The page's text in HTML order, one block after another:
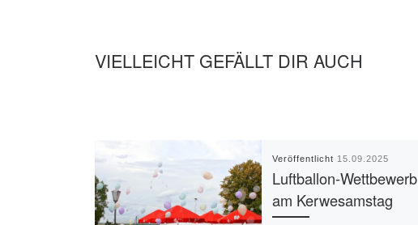
VIELLEICHT GEFÄLLT DIR AUCH
Veröffentlicht 15.09.2025
Luftballon-Wettbewerb
am Kerwesamstag